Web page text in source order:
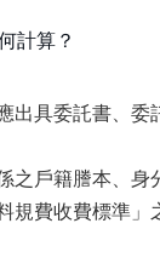
計算？
具委託書、委
戶籍謄本、身
規費收費標準